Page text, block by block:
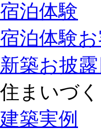
宿泊体験
宿泊体験
新築お披
住まいづく
建築実例